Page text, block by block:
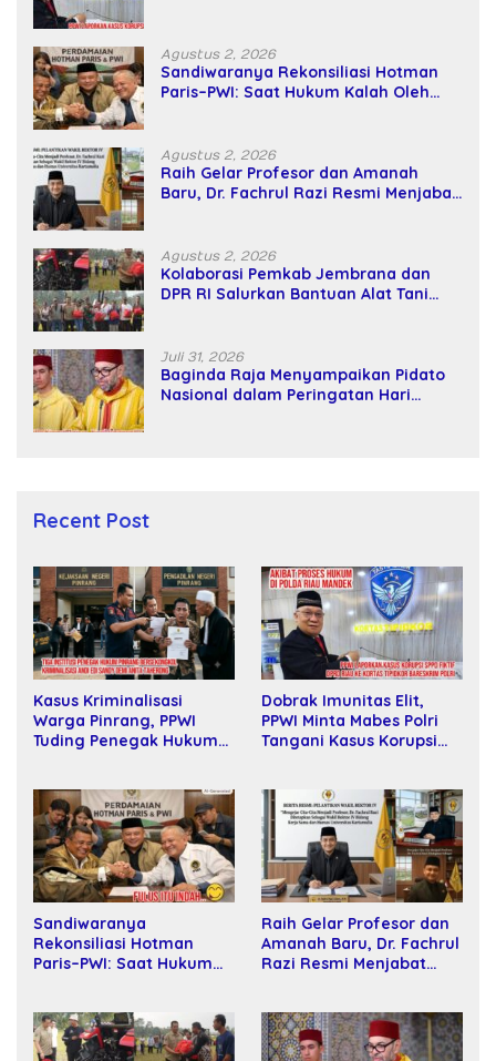
Agustus 2, 2026
Sandiwaranya Rekonsiliasi Hotman
Paris–PWI: Saat Hukum Kalah Oleh
Agustus 2, 2026
Raih Gelar Profesor dan Amanah
Baru, Dr. Fachrul Razi Resmi Menjabat
Agustus 2, 2026
Kolaborasi Pemkab Jembrana dan
DPR RI Salurkan Bantuan Alat Tani
Juli 31, 2026
Baginda Raja Menyampaikan Pidato
Nasional dalam Peringatan Hari
Recent Post
Kasus Kriminalisasi
Warga Pinrang, PPWI
Tuding Penegak Hukum
Dobrak Imunitas Elit,
PPWI Minta Mabes Polri
Tangani Kasus Korupsi
Sandiwaranya
Rekonsiliasi Hotman
Paris–PWI: Saat Hukum
Raih Gelar Profesor dan
Amanah Baru, Dr. Fachrul
Razi Resmi Menjabat